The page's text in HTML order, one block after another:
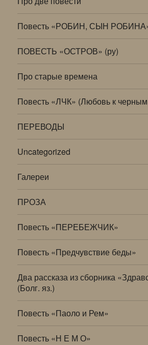
Повесть «РОБИН, СЫН
ПОВЕСТЬ «ОСТРОВ» (ру)
Про старые времена
Повесть «ЛЧК» (Любовь к черным
ПЕРЕВОДЫ
Uncategorized
Галереи
ПРОЗА
Повесть «ПЕРЕБЕЖЧИК»
Повесть «Предчувствие беды»
Два рассказа из сборника
(Болг. яз.)
Повесть «Паоло и Рем»
Повесть «Н Е М О»